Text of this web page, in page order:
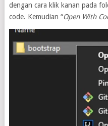
dengan cara klik kanan pada
code. Kemudian “Open With